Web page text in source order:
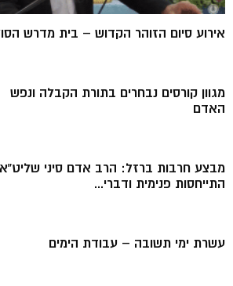
אירוע סיום הזוהר הקדוש – בית מדרש
מגוון קורסים נבחרים בתורת הקבלה ונפש
האדם
מבצע חרבות ברזל: הרב אדם סיני
התייחסות פנימית ודברי...
עשרת ימי תשובה – עבודת הימים